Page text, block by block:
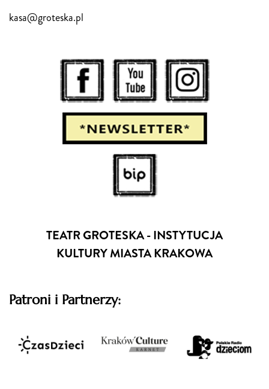
kasa@groteska.pl
TEATR GROTESKA - INSTYTUCJA
KULTURY MIASTA KRAKOWA
Patroni i Partnerzy: